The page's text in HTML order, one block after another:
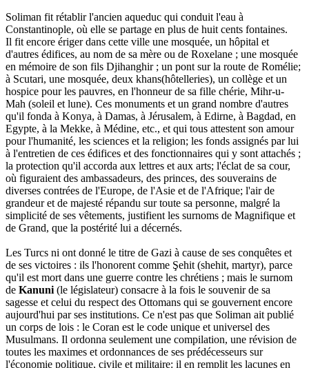
Soliman fit rétablir l'ancien aqueduc qui conduit l'eau à
Constantinople, où elle se partage en plus de huit cents fontaines.
Il fit encore ériger dans cette ville une mosquée, un hôpital et
d'autres édifices, au nom de sa mère ou de Roxelane ; une mosquée
en mémoire de son fils Djihanghir ; un pont sur la route de Romélie;
à Scutari, une mosquée, deux khans(hôtelleries), un collège et un
hospice pour les pauvres, en l'honneur de sa fille chérie, Mihr-u-
Mah (soleil et lune). Ces monuments et un grand nombre d'autres
qu'il fonda à Konya, à Damas, à Jérusalem, à Edirne, à Bagdad, en
Egypte, à la Mekke, à Médine, etc., et qui tous attestent son amour
pour l'humanité, les sciences et la religion; les fonds assignés par lui
à l'entretien de ces édifices et des fonctionnaires qui y sont attachés ;
la protection qu'il accorda aux lettres et aux arts; l'éclat de sa cour,
où figuraient des ambassadeurs, des princes, des souverains de
diverses contrées de l'Europe, de l'Asie et de l'Afrique; l'air de
grandeur et de majesté répandu sur toute sa personne, malgré la
simplicité de ses vêtements, justifient les surnoms de Magnifique et
de Grand, que la postérité lui a décernés.
Les Turcs ni ont donné le titre de Gazi à cause de ses conquêtes et
de ses victoires : ils l'honorent comme Şehit (shehit, martyr), parce
qu'il est mort dans une guerre contre les chrétiens ; mais le surnom
de Kanuni (le législateur) consacre à la fois le souvenir de sa
sagesse et celui du respect des Ottomans qui se gouvernent encore
aujourd'hui par ses institutions. Ce n'est pas que Soliman ait publié
un corps de lois : le Coran est le code unique et universel des
Musulmans. Il ordonna seulement une compilation, une révision de
toutes les maximes et ordonnances de ses prédécesseurs sur
l'économie politique, civile et militaire: il en remplit les lacunes en